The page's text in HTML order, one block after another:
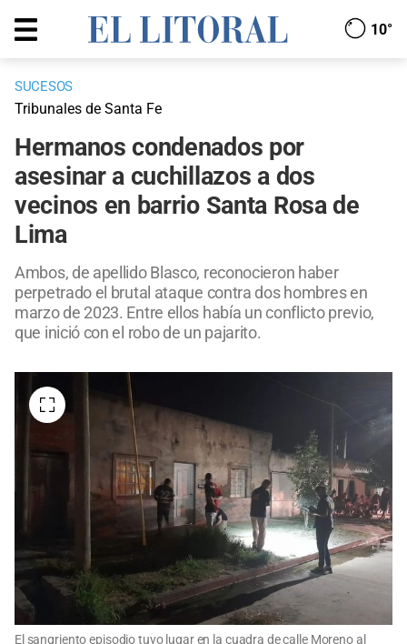
10°
SUCESOS
Tribunales de Santa Fe
Hermanos condenados por
asesinar a cuchillazos a dos
vecinos en barrio Santa Rosa de
Lima
Ambos, de apellido Blasco, reconocieron haber
perpetrado el brutal ataque contra dos hombres en
marzo de 2023. Entre ellos había un conflicto previo,
que inició con el robo de un pajarito.
El sangriento episodio tuvo lugar en la cuadra de calle Moreno al